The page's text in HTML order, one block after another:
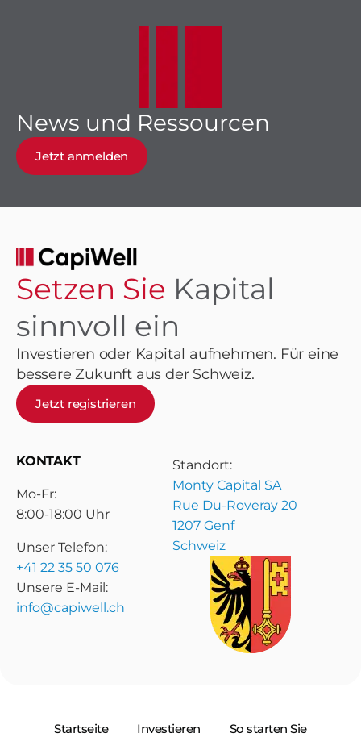
News und Ressourcen
Jetzt anmelden
Setzen Sie Kapital
sinnvoll ein
Investieren oder Kapital aufnehmen. Für eine
bessere Zukunft aus der Schweiz.
Jetzt registrieren
KONTAKT
Mo-Fr:
8:00-18:00 Uhr
Unser Telefon:
+41 22 35 50 076
Unsere E-Mail:
info@capiwell.ch
Standort:
Monty Capital SA
Rue Du-Roveray 20
1207 Genf
Schweiz
Startseite Investieren
So starten Sie